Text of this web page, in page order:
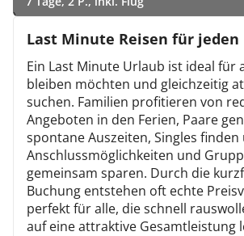
)
Last Minute Reisen für
Ein Last Minute Urlaub ist ideal für
bleiben möchten und gleichzeitig
suchen. Familien profitieren von
Angeboten in den Ferien, Paare
spontane Auszeiten, Singles
Anschlussmöglichkeiten und
gemeinsam sparen. Durch die
Buchung entstehen oft echte
perfekt für alle, die schnell
auf eine attraktive Gesamtleistung